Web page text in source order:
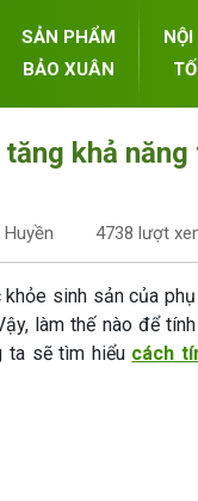
SẢN PHẨM
BẢO XUÂN
khả
4738 lượt
sinh sản của
làm thế nào để
ta sẽ tìm hiểu cách